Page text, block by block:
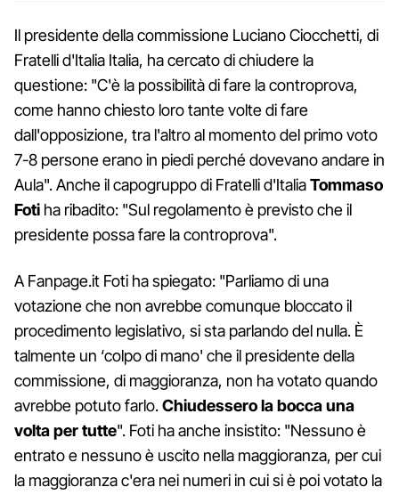
Il presidente della commissione Luciano Ciocchetti, di
Fratelli d'Italia Italia, ha cercato di chiudere la
questione: "C'è la possibilità di fare la controprova,
come hanno chiesto loro tante volte di fare
dall'opposizione, tra l'altro al momento del primo voto
7-8 persone erano in piedi perché dovevano andare in
Aula". Anche il capogruppo di Fratelli d'ItaliaTommaso
Foti ha ribadito: "Sul regolamento è previsto che il
presidente possa fare la controprova".
A Fanpage.it Foti ha spiegato: "Parliamo di una
votazione che non avrebbe comunque bloccato il
procedimento legislativo, si sta parlando del nulla. È
talmente un ‘colpo di mano' che il presidente della
commissione, di maggioranza, non ha votato quando
avrebbe potuto farlo.Chiudessero la bocca una
volta per tutte". Foti ha anche insistito: "Nessuno è
entrato e nessuno è uscito nella maggioranza, per cui
la maggioranza c'era nei numeri in cui si è poi votato la